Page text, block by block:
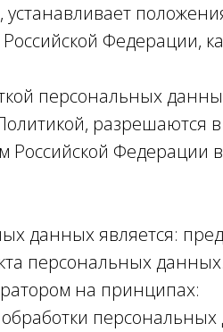
Федерации,
персональных
разрешаются в
Российской Федерации
данных является:
персональных данных.
на принципах: